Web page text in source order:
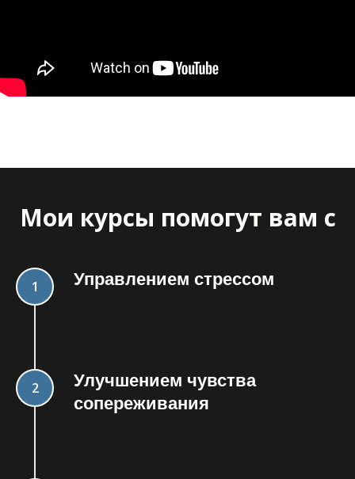
Мои курсы помогут вам с
1 Управлением стрессом
2
Улучшением чувства
сопереживания